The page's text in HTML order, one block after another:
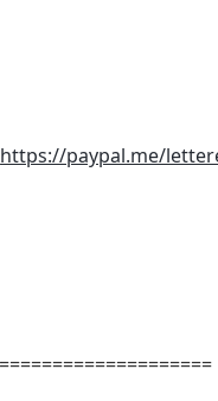
https://paypal.me/